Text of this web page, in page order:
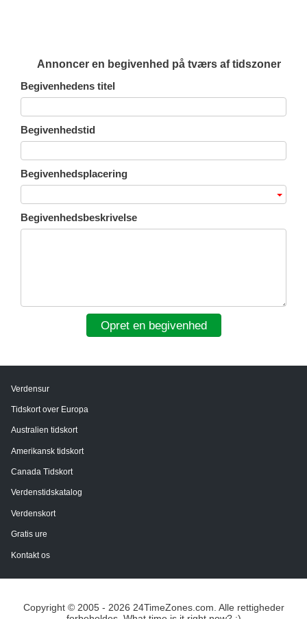
Annoncer en begivenhed på tværs af tidszoner
Begivenhedens titel
Begivenhedstid
Begivenhedsplacering
Begivenhedsbeskrivelse
Opret en begivenhed
Verdensur
Tidskort over Europa
Australien tidskort
Amerikansk tidskort
Canada Tidskort
Verdenstidskatalog
Verdenskort
Gratis ure
Kontakt os
Copyright © 2005 - 2026 24TimeZones.com. Alle rettigheder